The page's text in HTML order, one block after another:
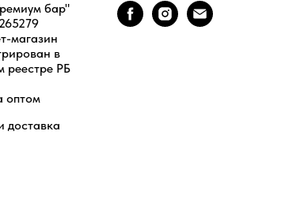
бар"
магазин
в
реестре РБ
оптом
доставка